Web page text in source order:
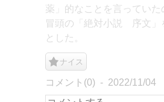
薬」的なことを言っていた
冒頭の「絶対小説 序文」
とした。
ナイス
コメント(0) 2022/11/04